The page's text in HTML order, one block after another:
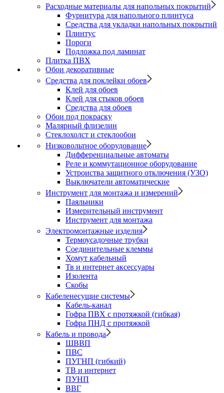
Расходные материалы для напольных покрытий
Фурнитура для напольного плинтуса
Средства для укладки напольных покрытий
Плинтус
Пороги
Подложка под ламинат
Плитка ПВХ
Обои декоративные
Средства для поклейки обоев
Клей для обоев
Клей для стыков обоев
Средства для обоев
Обои под покраску
Малярный флизелин
Стеклохолст и стеклообои
Низковольтное оборудование
Дифференциальные автоматы
Реле и коммутационное оборудование
Устроиства защитного отключения (УЗО)
Выключатели автоматические
Инструмент для монтажа и измерений
Паяльники
Измерительный инструмент
Инструмент для монтажа
Электромонтажные изделия
Термоусадочные трубки
Соединительные клеммы
Хомут кабельный
Тв и интернет аксессуары
Изолента
Скобы
Кабеленесущие системы
Кабель-канал
Гофра ПВХ с протяжкой (гибкая)
Гофра ПНД с протяжкой
Кабель и провода
ШВВП
ПВС
ПУГНП (гибкий)
ТВ и интернет
ПУНП
ВВГ